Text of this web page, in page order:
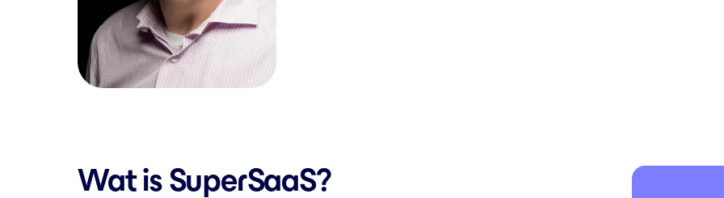
Wat is SuperSaaS?